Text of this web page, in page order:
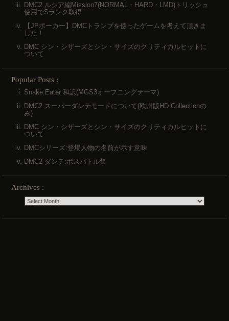
DMC2 ルシア編Mission7(NORMAL・HARD・LMD)トリッシュ
使用でSランク取得
【JPポーカー】DMCトランプを使ったゲームを考えて頂きま
した！
DMC シン・シザーズとシン・サイズのクリティカルヒットに
ついて
Popular Posts :
Snake Eater 和訳(MGS3オープニングテーマ)
DMC2 スーパーダンテモードについて(欧州版HD Collectionの
み)
DMC シン・シザーズとシン・サイズのクリティカルヒットに
ついて
DMCシリーズ:登場人物の名前が示す意味
DMC2 ダンテ:ボスバトル集
Archives :